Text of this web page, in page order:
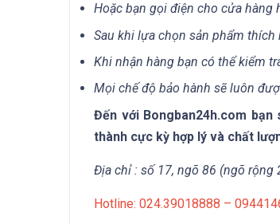
Hoặc bạn gọi điện cho cửa hàng
Sau khi lựa chọn sản phẩm
Khi nhận hàng bạn có thể kiểm
Mọi chế độ bảo hành sẽ luôn
Đến với Bongban24h.com
thành cực kỳ hợp lý và chất
Địa chỉ : số 17, ngõ 86 (ngõ rộng
Hotline: 024.39018888 –